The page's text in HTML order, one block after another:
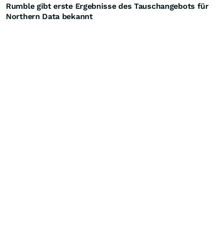
Rumble gibt erste Ergebnisse des Tauschangebots für
Northern Data bekannt